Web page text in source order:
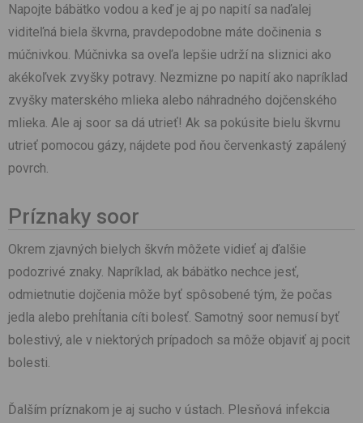
Napojte bábätko vodou a keď je aj po napití sa naďalej
viditeľná biela škvrna, pravdepodobne máte dočinenia s
múčnivkou. Múčnivka sa oveľa lepšie udrží na sliznici ako
akékoľvek zvyšky potravy. Nezmizne po napití ako napríklad
zvyšky materského mlieka alebo náhradného dojčenského
mlieka. Ale aj soor sa dá utrieť! Ak sa pokúsite bielu škvrnu
utrieť pomocou gázy, nájdete pod ňou červenkastý zapálený
povrch.
Príznaky soor
Okrem zjavných bielych škvŕn môžete vidieť aj ďalšie
podozrivé znaky. Napríklad, ak bábätko nechce jesť,
odmietnutie dojčenia môže byť spôsobené tým, že počas
jedla alebo prehĺtania cíti bolesť. Samotný soor nemusí byť
bolestivý, ale v niektorých prípadoch sa môže objaviť aj pocit
bolesti.
Ďalším príznakom je aj sucho v ústach. Plesňová infekcia